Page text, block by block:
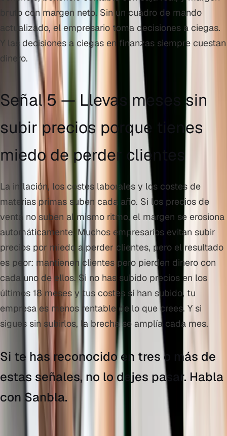
bruto con margen neto. Sin un cuadro de mando
actualizado, el empresario toma decisiones a ciegas.
Y las decisiones a ciegas en finanzas siempre cuestan
dinero.
Señal 5 — Llevas meses sin
subir precios porque tienes
miedo de perder clientes
La inflación, los costes laborales y los costes de
materias primas suben cada año. Si los precios de
venta no suben al mismo ritmo, el margen se erosiona
automáticamente. Muchos empresarios evitan subir
precios por miedo a perder clientes, pero el resultado
es peor: mantienen clientes pero pierden dinero con
cada uno de ellos. Si no has subido precios en los
últimos 18 meses y tus costes sí han subido, tu
empresa es menos rentable de lo que crees. Y si
sigues sin subirlos, la brecha se amplía cada mes.
Si te has reconocido en tres o más de
estas señales, no lo dejes pasar. Habla
con Sanbla.